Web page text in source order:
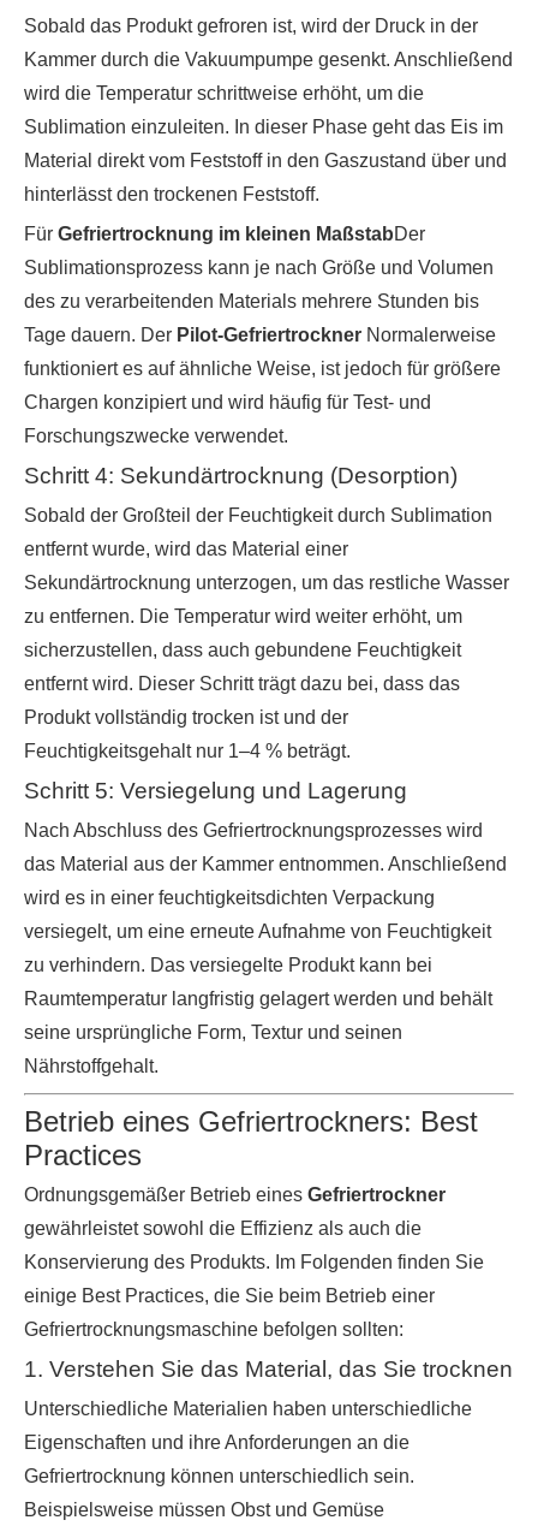
Sobald das Produkt gefroren ist, wird der Druck in der
Kammer durch die Vakuumpumpe gesenkt. Anschließend
wird die Temperatur schrittweise erhöht, um die
Sublimation einzuleiten. In dieser Phase geht das Eis im
Material direkt vom Feststoff in den Gaszustand über und
hinterlässt den trockenen Feststoff.
Für Gefriertrocknung im kleinen MaßstabDer
Sublimationsprozess kann je nach Größe und Volumen
des zu verarbeitenden Materials mehrere Stunden bis
Tage dauern. Der Pilot-Gefriertrockner Normalerweise
funktioniert es auf ähnliche Weise, ist jedoch für größere
Chargen konzipiert und wird häufig für Test- und
Forschungszwecke verwendet.
Schritt 4: Sekundärtrocknung (Desorption)
Sobald der Großteil der Feuchtigkeit durch Sublimation
entfernt wurde, wird das Material einer
Sekundärtrocknung unterzogen, um das restliche Wasser
zu entfernen. Die Temperatur wird weiter erhöht, um
sicherzustellen, dass auch gebundene Feuchtigkeit
entfernt wird. Dieser Schritt trägt dazu bei, dass das
Produkt vollständig trocken ist und der
Feuchtigkeitsgehalt nur 1–4 % beträgt.
Schritt 5: Versiegelung und Lagerung
Nach Abschluss des Gefriertrocknungsprozesses wird
das Material aus der Kammer entnommen. Anschließend
wird es in einer feuchtigkeitsdichten Verpackung
versiegelt, um eine erneute Aufnahme von Feuchtigkeit
zu verhindern. Das versiegelte Produkt kann bei
Raumtemperatur langfristig gelagert werden und behält
seine ursprüngliche Form, Textur und seinen
Nährstoffgehalt.
Betrieb eines Gefriertrockners: Best
Practices
Ordnungsgemäßer Betrieb eines Gefriertrockner
gewährleistet sowohl die Effizienz als auch die
Konservierung des Produkts. Im Folgenden finden Sie
einige Best Practices, die Sie beim Betrieb einer
Gefriertrocknungsmaschine befolgen sollten:
1. Verstehen Sie das Material, das Sie trocknen
Unterschiedliche Materialien haben unterschiedliche
Eigenschaften und ihre Anforderungen an die
Gefriertrocknung können unterschiedlich sein.
Beispielsweise müssen Obst und Gemüse